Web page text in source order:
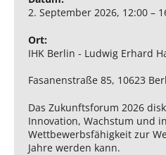
2. September 2026, 12:00 –
Ort:
IHK Berlin - Ludwig Erhard
Fasanenstraße 85, 10623
Das Zukunftsforum 2026
Innovation, Wachstum und
Wettbewerbsfähigkeit zur
Jahre werden kann.